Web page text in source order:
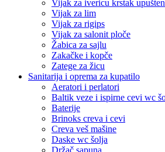
Vijak za ivericu krstak
Vijak za lim
Vijak za rigips
Vijak za salonit ploče
Žabica za sajlu
Zakačke i kopče
Zatege za žicu
Sanitarija i oprema za kupatilo
Aeratori i perlatori
Baltik veze i ispirne cevi wc
Baterije
Brinoks creva i cevi
Creva veš mašine
Daske wc šolja
Držač sapuna